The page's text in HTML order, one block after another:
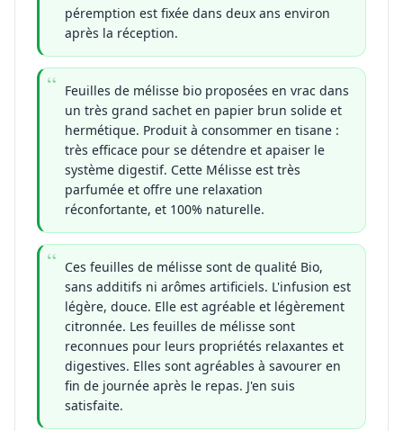
péremption est fixée dans deux ans environ
après la réception.
Feuilles de mélisse bio proposées en vrac dans
un très grand sachet en papier brun solide et
hermétique. Produit à consommer en tisane :
très efficace pour se détendre et apaiser le
système digestif. Cette Mélisse est très
parfumée et offre une relaxation
réconfortante, et 100% naturelle.
Ces feuilles de mélisse sont de qualité Bio,
sans additifs ni arômes artificiels. L'infusion est
légère, douce. Elle est agréable et légèrement
citronnée. Les feuilles de mélisse sont
reconnues pour leurs propriétés relaxantes et
digestives. Elles sont agréables à savourer en
fin de journée après le repas. J'en suis
satisfaite.